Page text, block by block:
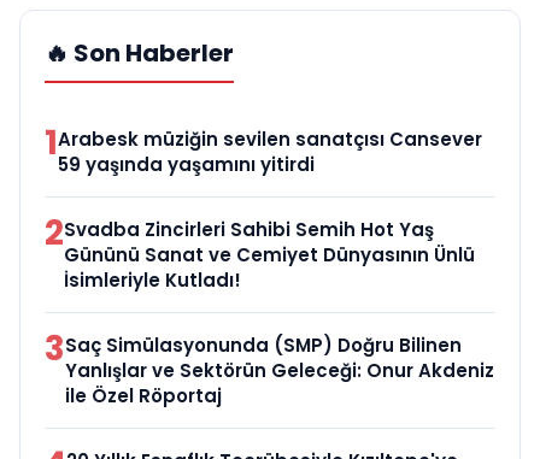
🔥 Son Haberler
1Arabesk müziğin sevilen sanatçısı Cansever
59 yaşında yaşamını yitirdi
2Svadba Zincirleri Sahibi Semih Hot Yaş
Gününü Sanat ve Cemiyet Dünyasının Ünlü
İsimleriyle Kutladı!
3Saç Simülasyonunda (SMP) Doğru Bilinen
Yanlışlar ve Sektörün Geleceği: Onur Akdeniz
ile Özel Röportaj